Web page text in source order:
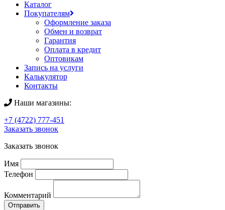
Каталог
Покупателям
Оформление заказа
Обмен и возврат
Гарантия
Оплата в кредит
Оптовикам
Запись на услуги
Калькулятор
Контакты
Наши магазины:
+7 (4722) 777-451
Заказать звонок
Заказать звонок
Имя
Телефон
Комментарий
Отправить